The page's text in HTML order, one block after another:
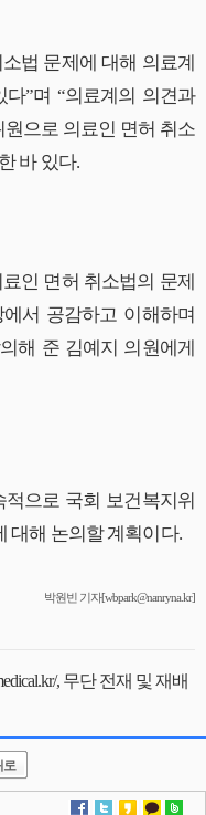
법 문제에 대해 의료계
”며 “의료계의 의견과
으로 의료인 면허 취소
바 있다.
인 면허 취소법의 문제
서 공감하고 이해하며
해 준 김예지 의원에게
으로 국회 보건복지위
대해 논의할 계획이다.
박원빈 기자[wbpark@nanryna.kr]
, 무단 전재 및 재배
로